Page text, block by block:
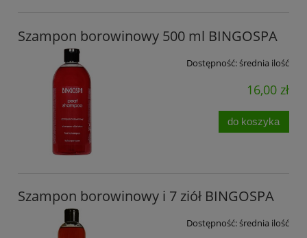
Szampon borowinowy 500 ml BINGOSPA
Dostępność:średnia ilość
16,00 zł
do koszyka
Szampon borowinowy i 7 ziół BINGOSPA
Dostępność:średnia ilość